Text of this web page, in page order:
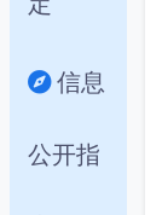
信息
公开指